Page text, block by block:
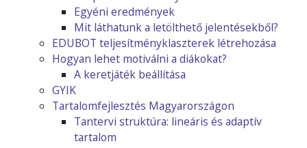
Egyéni eredmények
Mit láthatunk a letölthető jelentésekből?
EDUBOT teljesítményklaszterek létrehozása
Hogyan lehet motiválni a diákokat?
A keretjáték beállítása
GYIK
Tartalomfejlesztés Magyarországon
Tantervi struktúra: lineáris és adaptív
tartalom